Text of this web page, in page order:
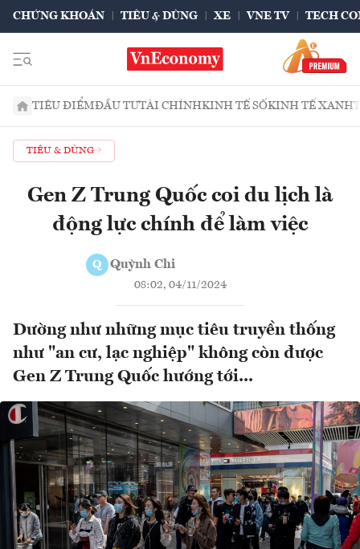
CHỨNG KHOÁN TIÊU & DÙNG XE VNE TV TECH
TIÊU ĐIỂMĐẦU TƯTÀI CHÍNHKINH TẾ SỐKINH TẾ XANH
TIÊU & DÙNG
Gen Z Trung Quốc coi du lịch là
động lực chính để làm việc
Q Quỳnh Chi
08:02, 04/11/2024
Dường như những mục tiêu truyền thống
như "an cư, lạc nghiệp" không còn được
Gen Z Trung Quốc hướng tới...